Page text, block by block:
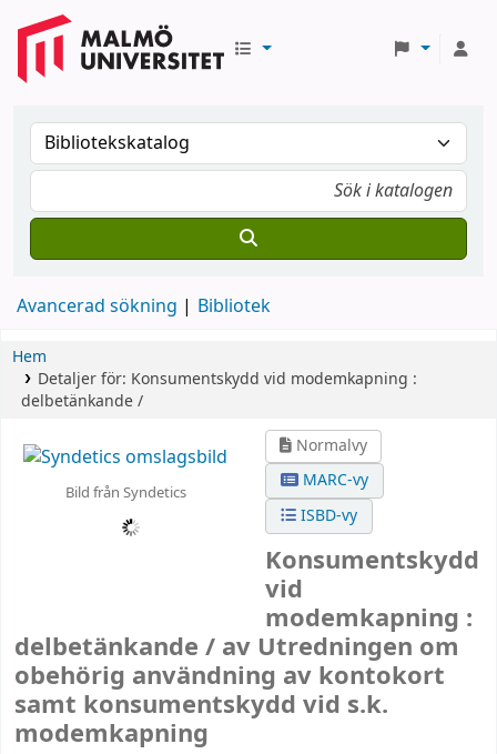
Avancerad sökning Bibliotek
Hem
Detaljer för: Konsumentskydd vid modemkapning :
delbetänkande /
Bild från Syndetics
Normalvy
MARC-vy
ISBD-vy
Konsumentskydd
vid
modemkapning :
delbetänkande / av Utredningen om
obehörig användning av kontokort
samt konsumentskydd vid s.k.
modemkapning